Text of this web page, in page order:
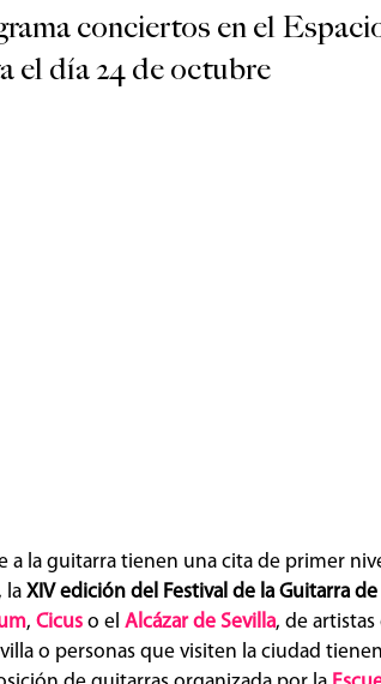
conciertos en el
el día 24 de octubre
a la guitarra tienen una cita de primer
la XIV edición del Festival de la Guitarra de
, Cicus o el Alcázar de Sevilla, de
o personas que visiten la ciudad